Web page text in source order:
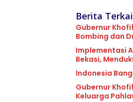
Berita
Gubernur
Bombing dan
Implementasi
Bekasi,
Indonesia
Gubernur
Keluarga